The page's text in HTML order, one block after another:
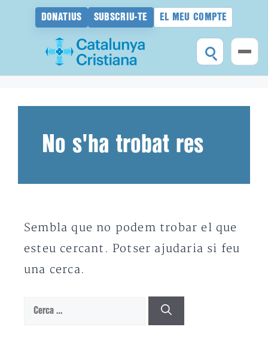
DONATIUS SUBSCRIU-TE EL MEU COMPTE
No s'ha trobat res
Sembla que no podem trobar el que
esteu cercant. Potser ajudaria si feu
una cerca.
Cerca: